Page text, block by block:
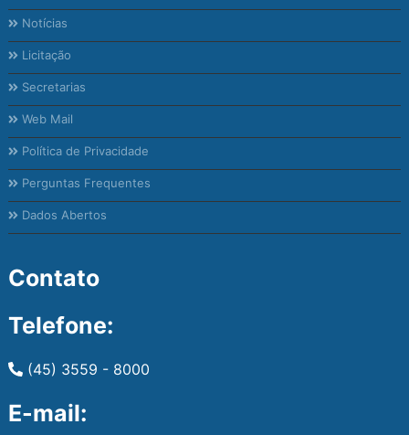
Notícias
Licitação
Secretarias
Web Mail
Política de Privacidade
Perguntas Frequentes
Dados Abertos
Contato
Telefone:
(45) 3559 - 8000
E-mail: